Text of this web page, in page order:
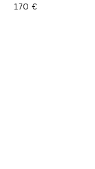
170 €